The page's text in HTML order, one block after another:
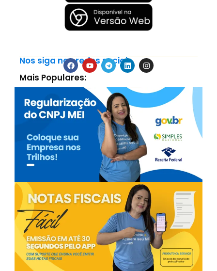
Nos siga nas redes sociais
Mais Populares: